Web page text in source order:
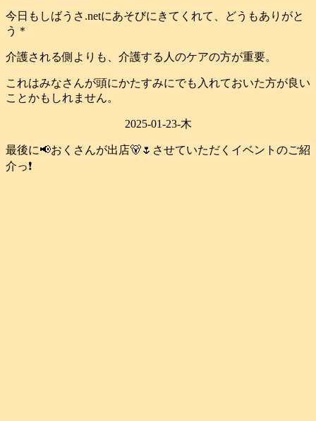
今日もしばうさ.netにあそびにきてくれて、どうもありがと
う＊
介護される側よりも、介護する人のケアの方が重要。
これはみなさんが頭にかたすみにでも入れておいた方が良い
ことかもしれません。
2025-01-23-木
最後に📢おくさんが出店🐻🌷させていただくイベントのご紹
介っ❗️